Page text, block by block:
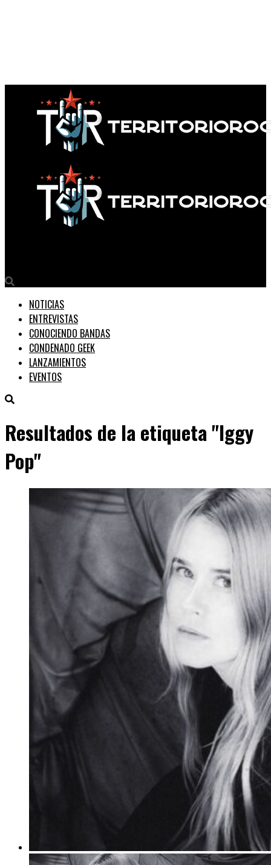
NOTICIAS
ENTREVISTAS
CONOCIENDO BANDAS
CONDENADO GEEK
LANZAMIENTOS
EVENTOS
Resultados de la etiqueta "Iggy
Pop"